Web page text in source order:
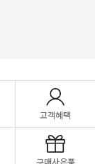
고객혜택
구매사은품